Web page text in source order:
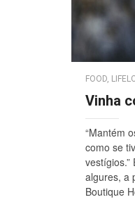
FOOD,
Vinha
“Mantém
como se
vestígios.”
algures, a
Boutique